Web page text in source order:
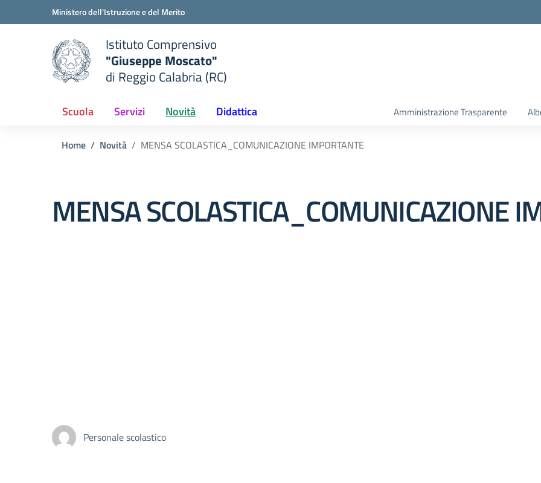
Vai ai contenuti
Vai al menu di navigazioneMinistero dell'Istruzione e del Merito
scuola
Istituto Comprensivo
"Giuseppe Moscato"
di Reggio Calabria (RC)
Scuola Servizi Novità Didattica Amministrazione Trasparente
Home Novità MENSA SCOLASTICA_COMUNICAZIONE IMPORTANTE
MENSA SCOLASTICA_COMUNICAZIONE
Personale scolastico